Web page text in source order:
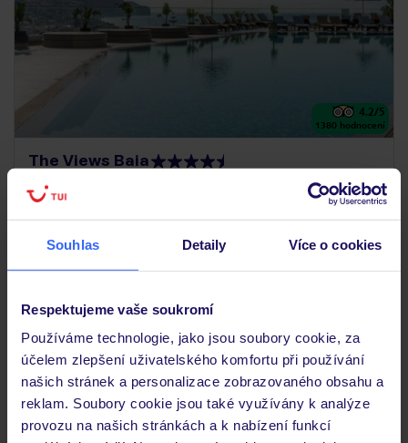
Souhlas Detaily Více o cookies
Respektujeme vaše soukromí
Používáme technologie, jako jsou soubory cookie, za
účelem zlepšení uživatelského komfortu při používání
našich stránek a personalizace zobrazovaného obsahu a
reklam. Soubory cookie jsou také využívány k analýze
provozu na našich stránkách a k nabízení funkcí
4.2/5
1380 hodnocení
The Views Baia
28 403
29.08.2026 - 05.09.2026
(7 nocí)
komfortní pokoje s výhledem na moře nebo na svahy
LAST MINUTE